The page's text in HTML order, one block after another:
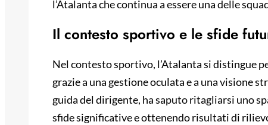
l’Atalanta che continua a essere una delle
Il contesto sportivo e le sfide
Nel contesto sportivo, l’Atalanta si distingue
grazie a una gestione oculata e a una visione
guida del dirigente, ha saputo ritagliarsi uno
sfide significative e ottenendo risultati di